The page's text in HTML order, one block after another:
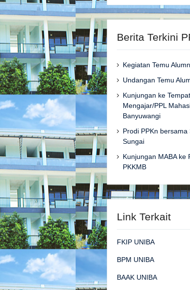
Berita Terkini
Kegiatan Temu
Undangan Temu
Kunjungan ke
Mengajar/PPL
Banyuwangi
Prodi PPKn
Sungai
Kunjungan MABA ke
PKKMB
Link Terkait
FKIP UNIBA
BPM UNIBA
BAAK UNIBA